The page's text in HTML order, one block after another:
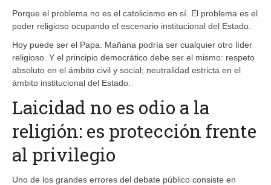
Porque el problema no es el catolicismo en sí. El problema es el
poder religioso ocupando el escenario institucional del Estado.
Hoy puede ser el Papa. Mañana podría ser cualquier otro líder
religioso. Y el principio democrático debe ser el mismo: respeto
absoluto en el ámbito civil y social; neutralidad estricta en el
ámbito institucional del Estado.
Laicidad no es odio a la
religión: es protección frente
al privilegio
Uno de los grandes errores del debate público consiste en